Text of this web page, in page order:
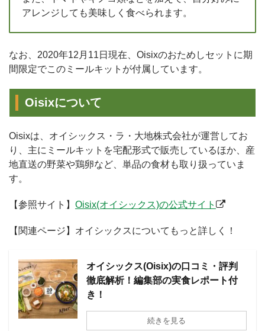
アレンジしても美味しく食べられます。
なお、2020年12月11日現在、Oisixのおためしセットに期
間限定でこのミールキットが付属しています。
Oisixについて
Oisixは、オイシックス・ラ・大地株式会社が運営してお
り、主にミールキットを宅配形式で販売しているほか、産
地直送の野菜や鶏卵など、単品の食材も取り扱っていま
す。
【参照サイト】 Oisix(オイシックス)の公式サイト
【関連ページ】オイシックスについてもっと詳しく！
オイシックス(Oisix)の口コミ・評判
徹底解析！編集部の実食レポート付
き！
続きを見る